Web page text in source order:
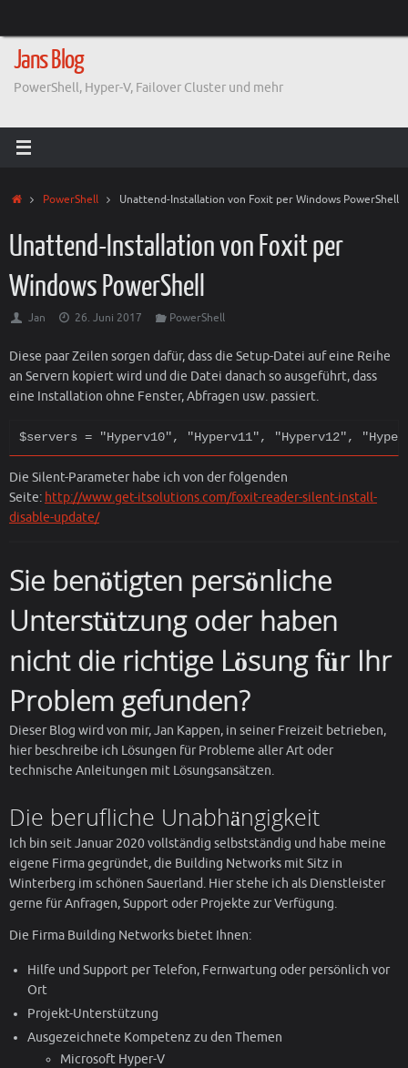
springen
Jans Blog
PowerShell, Hyper-V, Failover Cluster und mehr
StartPowerShell Unattend-Installation von Foxit per Windows PowerShell
Unattend-Installation von Foxit per
Windows PowerShell
Jan 26. Juni 2017 PowerShell
Diese paar Zeilen sorgen dafür, dass die Setup-Datei auf eine Reihe
an Servern kopiert wird und die Datei danach so ausgeführt, dass
eine Installation ohne Fenster, Abfragen usw. passiert.
$servers = "Hyperv10", "Hyperv11", "Hyperv12",
Die Silent-Parameter habe ich von der folgenden
Seite: http://www.get-itsolutions.com/foxit-reader-silent-install-
disable-update/
Sie benötigten persönliche
Unterstützung oder haben
nicht die richtige Lösung für Ihr
Problem gefunden?
Dieser Blog wird von mir, Jan Kappen, in seiner Freizeit betrieben,
hier beschreibe ich Lösungen für Probleme aller Art oder
technische Anleitungen mit Lösungsansätzen.
Die berufliche Unabhängigkeit
Ich bin seit Januar 2020 vollständig selbstständig und habe meine
eigene Firma gegründet, die Building Networks mit Sitz in
Winterberg im schönen Sauerland. Hier stehe ich als Dienstleister
gerne für Anfragen, Support oder Projekte zur Verfügung.
Die Firma Building Networks bietet Ihnen:
Hilfe und Support per Telefon, Fernwartung oder persönlich vor
Ort
Projekt-Unterstützung
Ausgezeichnete Kompetenz zu den Themen
Microsoft Hyper-V